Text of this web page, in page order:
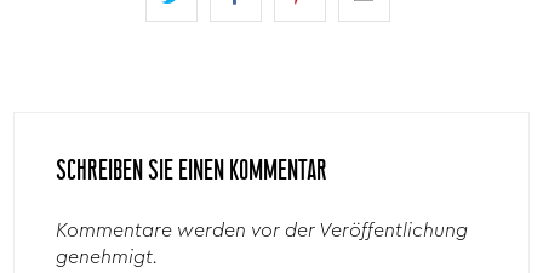
SCHREIBEN SIE EINEN KOMMENTAR
Kommentare werden vor der Veröffentlichung
genehmigt.